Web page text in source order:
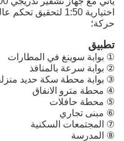
اختيارية 1:50 لتحقيق تحكم عالي الدقة في حركة
حركة؛
تطبيق
① بوابة سوينغ في المطارات
② بوابة سرعة بالمنافذ
③ بوابة محطة سكة حديد
④ محطة مترو الانفاق
⑤ محطة حافلات
⑥ مبنى تجاري
⑦ المجتمعات السكنية
⑧ المدرسة